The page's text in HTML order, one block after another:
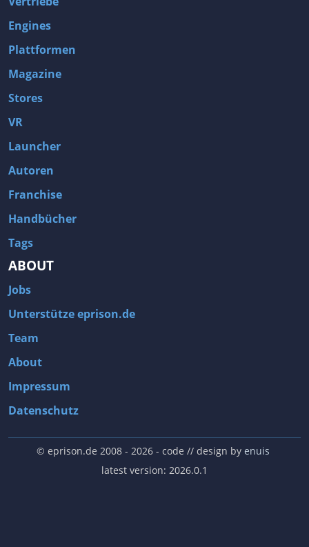
Engines
Plattformen
Magazine
Stores
VR
Launcher
Autoren
Franchise
Handbücher
Tags
ABOUT
Jobs
Unterstütze eprison.de
Team
About
Impressum
Datenschutz
© eprison.de 2008 - 2026- code // design by enuis
latest version: 2026.0.1